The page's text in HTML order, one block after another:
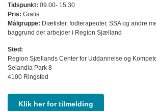
Tidspunkt: 09.00- 15.30
Pris: Gratis
Målgruppe: Diætister, fodterapeuter, SSA og andre
baggrund der arbejder i Region Sjælland
Sted:
Region Sjællands Center for Uddannelse og
Selandia Park 8
4100 Ringsted
Klik her for tilmelding